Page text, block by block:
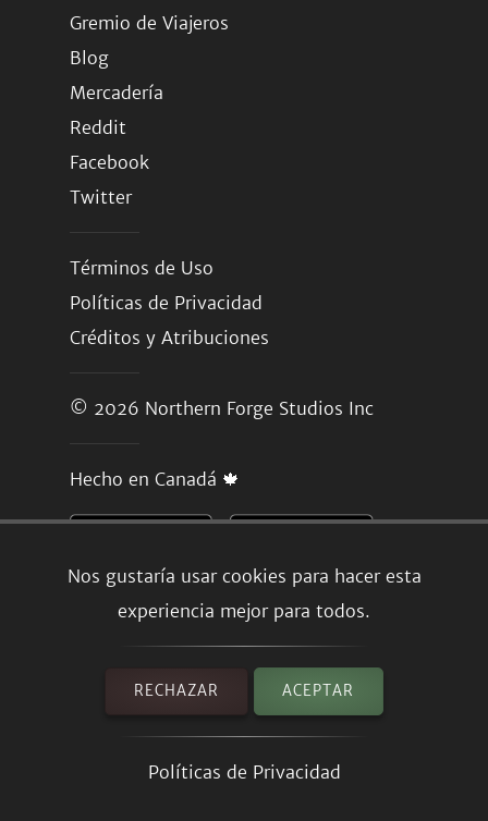
Nos gustaría usar cookies para hacer esta
experiencia mejor para todos.
RECHAZAR ACEPTAR
Políticas de Privacidad
Gremio de Viajeros
Blog
Mercadería
Reddit
Facebook
Twitter
Términos de Uso
Políticas de Privacidad
Créditos y Atribuciones
© 2026 Northern Forge Studios Inc
Hecho en Canadá 🍁